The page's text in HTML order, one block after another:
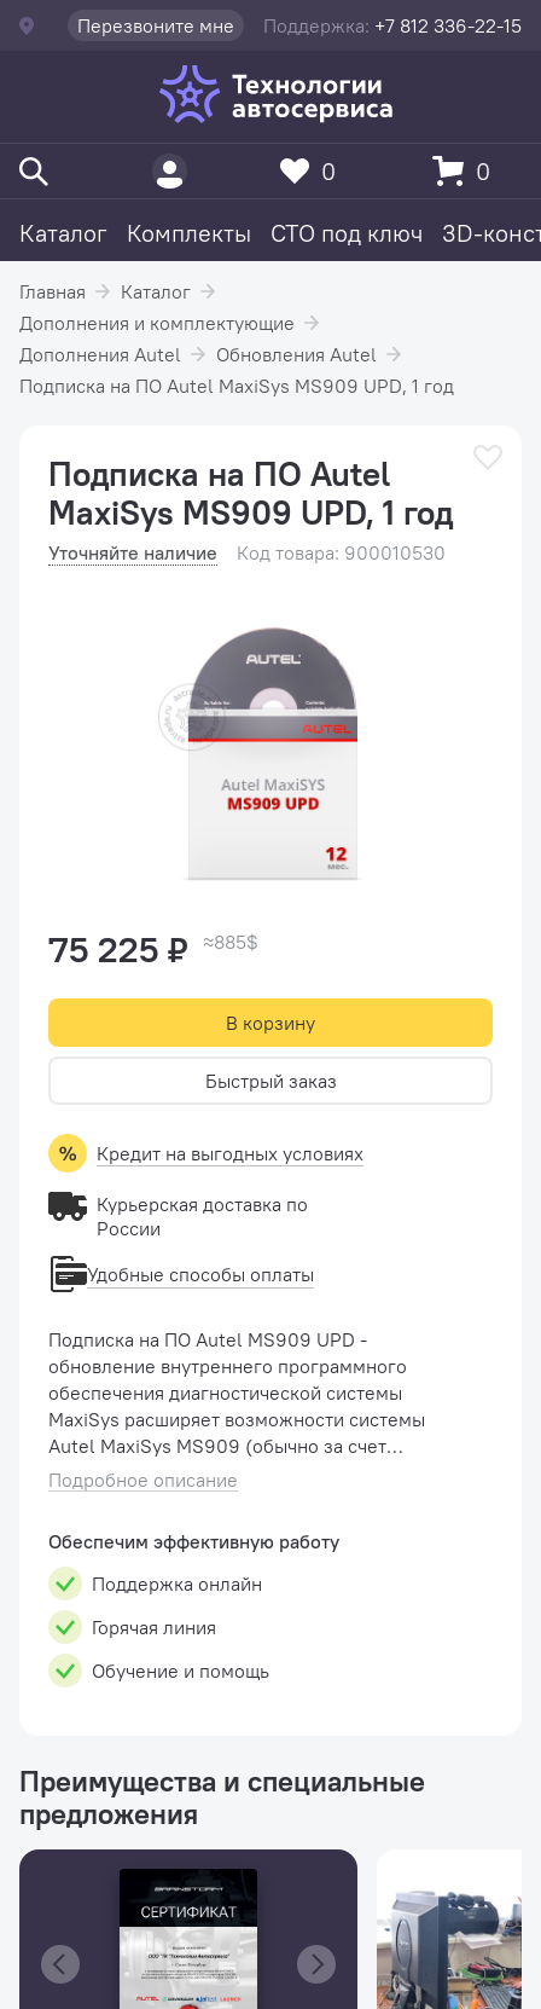
Перезвоните мне Поддержка: +7 812 336-22-15
Каталог Комплекты СТО под ключ 3D-
0 0
Главная
Каталог
Дополнения и комплектующие
Дополнения Autel
Обновления Autel
Подписка на ПО Autel MaxiSys MS909 UPD, 1 год
Подписка на ПО Autel
MaxiSys MS909 UPD, 1 год
Уточняйте наличие Код товара: 900010530
Подписка на ПО Autel MS909 UPD -
обновление внутреннего программного
обеспечения диагностической системы
MaxiSys расширяет возможности системы
Autel MaxiSys MS909 (обычно за счет
добавления новых процедур диагностики и
новых моделей, или путем улучшения
Подробное описание
Обеспечим эффективную работу
Поддержка онлайн
Горячая линия
Обучение и помощь
75 225 ₽ ≈885$
В корзину
Быстрый заказ
Кредит на выгодных условиях
Курьерская доставка по
России
Удобные способы оплаты
Преимущества и специальные
предложения